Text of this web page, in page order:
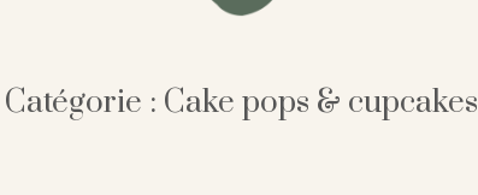
Catégorie : Cake pops & cupcakes